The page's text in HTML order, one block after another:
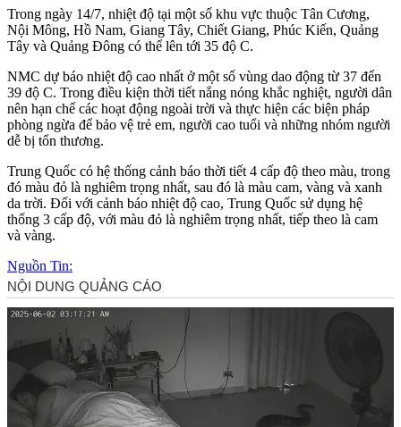
Trong ngày 14/7, nhiệt độ tại một số khu vực thuộc Tân Cương,
Nội Mông, Hồ Nam, Giang Tây, Chiết Giang, Phúc Kiến, Quảng
Tây và Quảng Đông có thể lên tới 35 độ C.
NMC dự báo nhiệt độ cao nhất ở một số vùng dao động từ 37 đến
39 độ C. Trong điều kiện thời tiết nắng nóng khắc nghiệt, người dân
nên hạn chế các hoạt động ngoài trời và thực hiện các biện pháp
phòng ngừa để bảo vệ trẻ em, người cao tuổi và những nhóm người
dễ bị tổn thương.
Trung Quốc có hệ thống cảnh báo thời tiết 4 cấp độ theo màu, trong
đó màu đỏ là nghiêm trọng nhất, sau đó là màu cam, vàng và xanh
da trời. Đối với cảnh báo nhiệt độ cao, Trung Quốc sử dụng hệ
thống 3 cấp độ, với màu đỏ là nghiêm trọng nhất, tiếp theo là cam
và vàng.
Nguồn Tin: